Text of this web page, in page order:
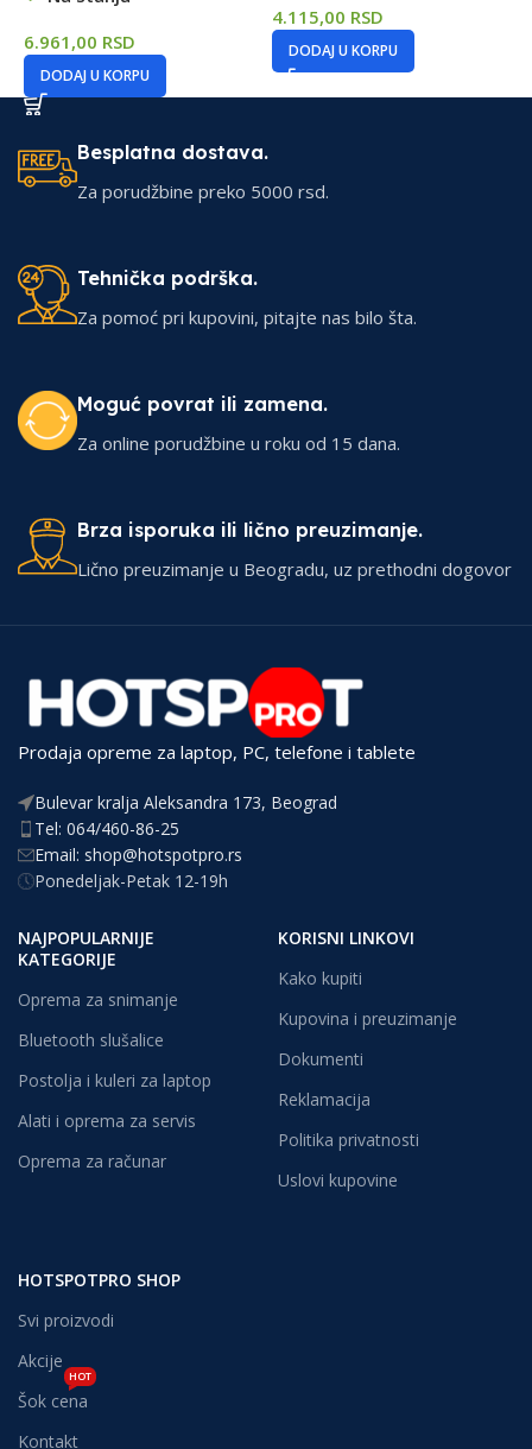
6.961,00 RSD
DODAJ U KORPU
4.115,00 RSD
DODAJ U KORPU
Besplatna dostava.
Za porudžbine preko 5000 rsd.
Tehnička podrška.
Za pomoć pri kupovini, pitajte nas bilo šta.
Moguć povrat ili zamena.
Za online porudžbine u roku od 15 dana.
Brza isporuka ili lično preuzimanje.
Lično preuzimanje u Beogradu, uz prethodni dogovor
Prodaja opreme za laptop, PC, telefone i tablete
Bulevar kralja Aleksandra 173, Beograd
Tel: 064/460-86-25
Email: shop@hotspotpro.rs
Ponedeljak-Petak 12-19h
NAJPOPULARNIJE
KATEGORIJE
Oprema za snimanje
Bluetooth slušalice
Postolja i kuleri za laptop
Alati i oprema za servis
Oprema za računar
KORISNI LINKOVI
Kako kupiti
Kupovina i preuzimanje
Dokumenti
Reklamacija
Politika privatnosti
Uslovi kupovine
HOTSPOTPRO SHOP
Svi proizvodi
Akcije
Šok cena
HOT
Kontakt